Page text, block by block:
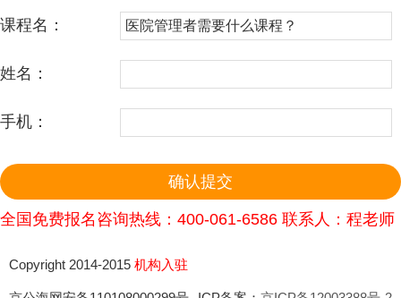
课程名：
姓名：
手机：
全国免费报名咨询热线：400-061-6586 联系人：程老师
Copyright 2014-2015 机构入驻